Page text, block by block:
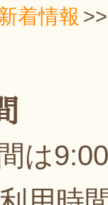
着情報
は